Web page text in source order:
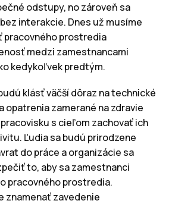
odstupy, no zároveň sa
interakcie. Dnes už musíme
pracovného prostredia
medzi zamestnancami
kedykoľvek predtým.
klásť väčší dôraz na technické
opatrenia zamerané na zdravie
s cieľom zachovať ich
Ľudia sa budú prirodzene
do práce a organizácie sa
to, aby sa zamestnanci
pracovného prostredia.
znamenať zavedenie